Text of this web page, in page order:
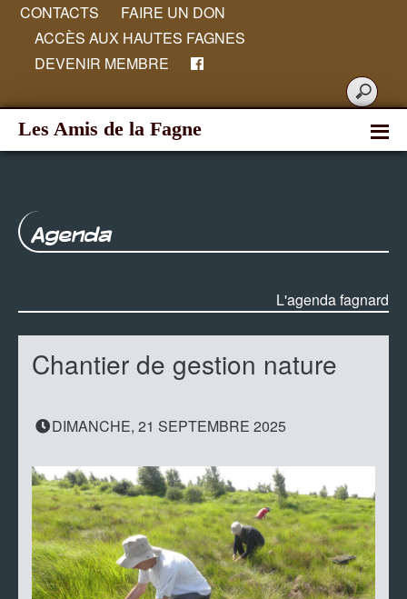
CONTACTS
FAIRE UN DON
ACCÈS AUX HAUTES FAGNES
DEVENIR MEMBRE
Les Amis de la Fagne
Agenda
L'agenda fagnard
Chantier de gestion nature
DIMANCHE, 21 SEPTEMBRE 2025